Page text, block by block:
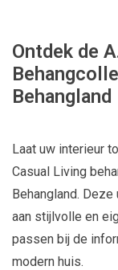
Ontdek de
Behangland
Laat uw interieur
Casual Living
Behangland.
aan stijlvolle en
passen bij de
modern huis.